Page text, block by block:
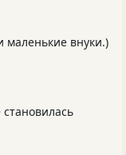
маленькие внуки.)